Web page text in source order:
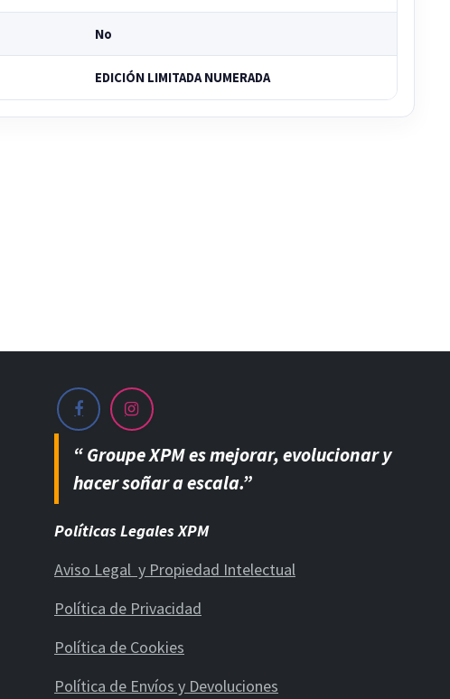
No
EDICIÓN LIMITADA NUMERADA
“ Groupe XPM es mejorar, evolucionar y
hacer soñar a escala.”
Políticas Legales XPM
Aviso Legal y Propiedad Intelectual
Política de Privacidad
Política de Cookies
Política de Envíos y Devoluciones